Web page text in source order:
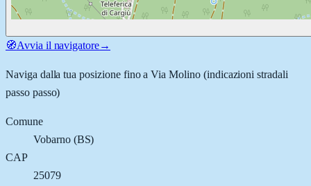
🧭Avvia il navigatore→
Naviga dalla tua posizione fino aVia Molino(indicazioni stradali
passo passo)
Comune
Vobarno(BS)
CAP
25079